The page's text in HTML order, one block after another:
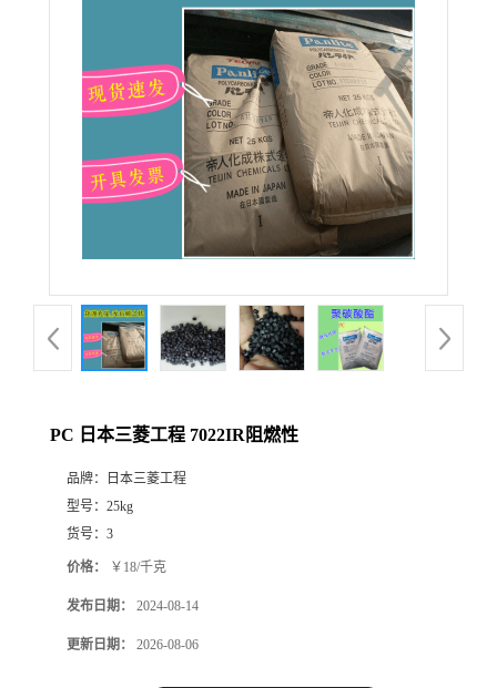
PC 日本三菱工程 7022IR阻燃性
品牌：
日本三菱工程
型号： 25kg
货号： 3
价格： ￥18/千克
发布日期： 2024-08-14
更新日期： 2026-08-06